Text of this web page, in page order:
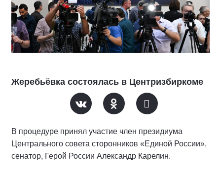
Жеребьёвка состоялась в Центризбиркоме
В процедуре принял участие член президиума
Центрального совета сторонников «Единой России»,
сенатор, Герой России Александр Карелин.